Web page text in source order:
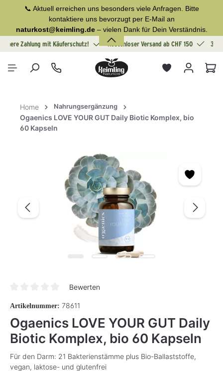
springen
📞 Aktuell erreichen uns besonders viele Anfragen. Bitte
kontaktiere uns bevorzugt per E-Mail an
naturkost@keimling.de– vielen Dank für Dein Verständnis.
Sichere Zahlung mit Käuferschutz!
Kostenloser Versand ab CHF 150 30
Home Nahrungsergänzung
Ogaenics LOVE YOUR GUT Daily Biotic Komplex, bio
60 Kapseln
Bildergalerie überspringen
Bewerten
Artikelnummer: 78611
Ogaenics LOVE YOUR GUT Daily
Biotic Komplex, bio 60 Kapseln
Für den Darm: 21 Bakterienstämme plus Bio-Ballaststoffe,
vegan, laktose- und glutenfrei